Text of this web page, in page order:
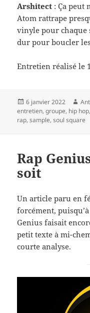
Arshi­tect : Ça peut
Atom rat­trape
vinyle pour chaque
dur pour boucler
Entre­tien réal­isé le
Publié
le
6 janvier 2022
entretien,groupe, hip hop,
rap,sample,soul square
Rap
soit
Un article paru en
forcément,
Genius faisait
petit texte à mi-
courte analyse.